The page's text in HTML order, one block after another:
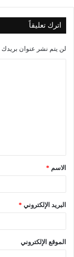
اترك تعليقاً
لن يتم نشر عنوان بريدك
ق
*الاسم *
البريد الإلكتروني *
الموقع الإلكتروني